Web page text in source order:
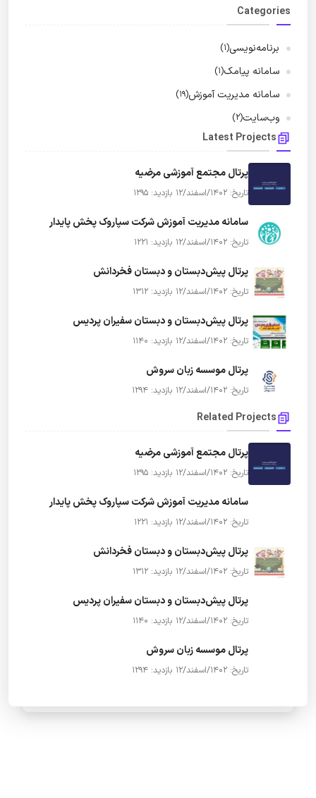
Categories
برنامه‌نویسی(1)
سامانه پیامک(1)
سامانه مدیریت آموزش(19)
وب‌سایت(2)
Latest Projects
پرتال مجتمع آموزشی مرضیه
تاریخ: 1402/اسفند/12 بازدید: 1295
سامانه مدیریت آموزش شرکت سپاروک پخش پایدار
تاریخ: 1402/اسفند/12 بازدید: 1221
پرتال پیش‌دبستان و دبستان فخردانش
تاریخ: 1402/اسفند/12 بازدید: 1312
پرتال پیش‌دبستان و دبستان سفیران پردیس
تاریخ: 1402/اسفند/12 بازدید: 1140
پرتال موسسه زبان سروش
تاریخ: 1402/اسفند/12 بازدید: 1294
Related Projects
پرتال مجتمع آموزشی مرضیه
تاریخ: 1402/اسفند/12 بازدید: 1295
سامانه مدیریت آموزش شرکت سپاروک پخش پایدار
تاریخ: 1402/اسفند/12 بازدید: 1221
پرتال پیش‌دبستان و دبستان فخردانش
تاریخ: 1402/اسفند/12 بازدید: 1312
پرتال پیش‌دبستان و دبستان سفیران پردیس
تاریخ: 1402/اسفند/12 بازدید: 1140
پرتال موسسه زبان سروش
تاریخ: 1402/اسفند/12 بازدید: 1294